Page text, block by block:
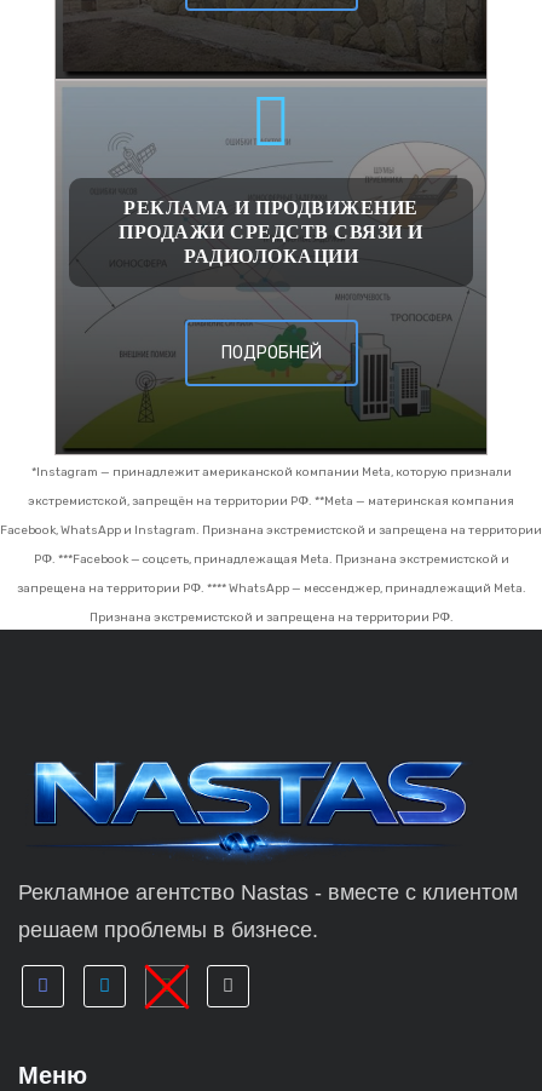
РЕКЛАМА И ПРОДВИЖЕНИЕ
ПРОДАЖИ СРЕДСТВ СВЯЗИ И
РАДИОЛОКАЦИИ
ПОДРОБНЕЙ
*Instagram — принадлежит американской компании Meta, которую признали
экстремистской, запрещён на территории РФ. **Meta — материнская компания
Facebook, WhatsApp и Instagram. Признана экстремистской и запрещена на территории
РФ. ***Facebook — соцсеть, принадлежащая Meta. Признана экстремистской и
запрещена на территории РФ. **** WhatsApp — мессенджер, принадлежащий Meta.
Признана экстремистской и запрещена на территории РФ.
Рекламное агентство Nastas - вместе с клиентом
решаем проблемы в бизнесе.
Меню